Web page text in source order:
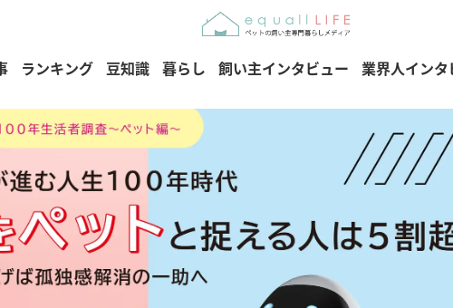
ランキング 豆知識 暮らし 飼い主インタビュー 業界人インタ